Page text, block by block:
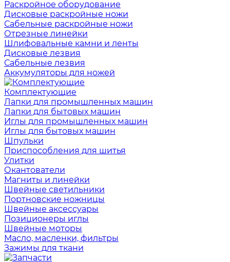
Раскройное оборудование
Дисковые раскройные ножи
Сабельные раскройные ножи
Отрезные линейки
Шлифовальные камни и ленты
Дисковые лезвия
Сабельные лезвия
Аккумуляторы для ножей
Комплектующие
Лапки для промышленных машин
Лапки для бытовых машин
Иглы для промышленных машин
Иглы для бытовых машин
Шпульки
Приспособления для шитья
Улитки
Окантователи
Магниты и линейки
Швейные светильники
Портновские ножницы
Швейные аксессуары
Позиционеры иглы
Швейные моторы
Масло, масленки, фильтры
Зажимы для ткани